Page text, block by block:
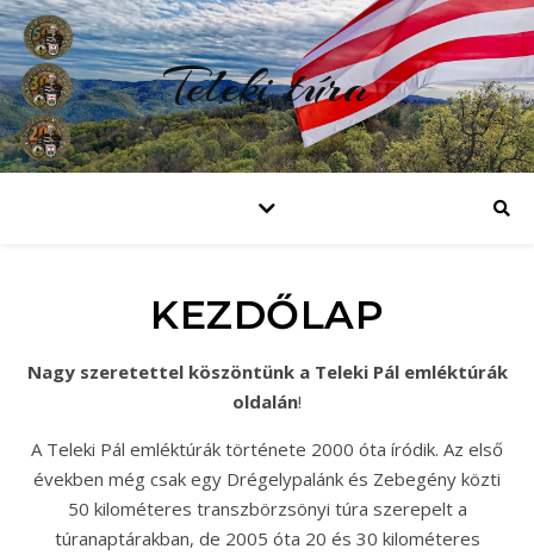
Teleki túra
KEZDŐLAP
Nagy szeretettel köszöntünk a Teleki Pál emléktúrák
oldalán!
A Teleki Pál emléktúrák története 2000 óta íródik. Az első
években még csak egy Drégelypalánk és Zebegény közti
50 kilométeres transzbörzsönyi túra szerepelt a
túranaptárakban, de 2005 óta 20 és 30 kilométeres